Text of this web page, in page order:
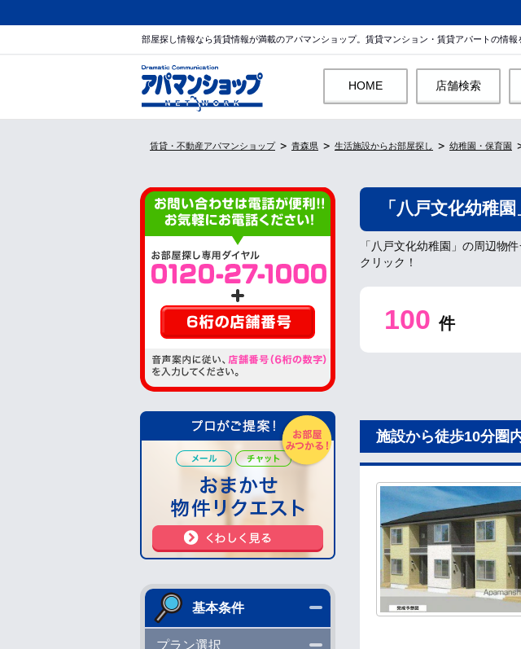
部屋探し情報なら賃貸情報が満載のアパマンショップ。賃貸マンション・賃貸アパートの情報
HOME 店舗検索
賃貸・不動産アパマンショップ 青森県 生活施設からお部屋探し 幼稚園・保育園
「八戸文化幼稚
「八戸文化幼稚園」の周辺物
クリック！
100 件
施設から徒歩10分圏
基本条件
プラン選択